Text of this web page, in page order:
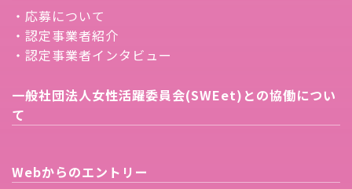
・応募について
・認定事業者紹介
・認定事業者インタビュー
一般社団法人女性活躍委員会(SWEet)との協働につい
て
Webからのエントリー